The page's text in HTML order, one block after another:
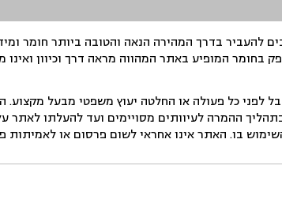
להעביר בדרך המהירה הנאה והטובה ביותר חומר
בחומר המופיע באתר המהווה מראה דרך וכיוון
כל פעולה או החלטה יעוץ משפטי מבעל מקצוע.
ההמרה לעיוותים מסויימים ועד להעלתו לאתר
בו. האתר אינו אחראי לשום פרסום או לאמיתות